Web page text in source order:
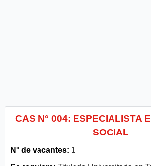
CAS N° 004: ESPECIALISTA
SOCIAL
N° de vacantes: 1